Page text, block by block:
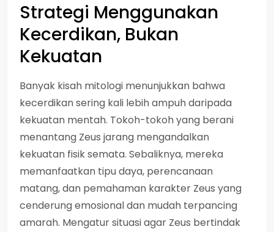
Strategi Menggunakan
Kecerdikan, Bukan
Kekuatan
Banyak kisah mitologi menunjukkan bahwa
kecerdikan sering kali lebih ampuh daripada
kekuatan mentah. Tokoh-tokoh yang berani
menantang Zeus jarang mengandalkan
kekuatan fisik semata. Sebaliknya, mereka
memanfaatkan tipu daya, perencanaan
matang, dan pemahaman karakter Zeus yang
cenderung emosional dan mudah terpancing
amarah. Mengatur situasi agar Zeus bertindak